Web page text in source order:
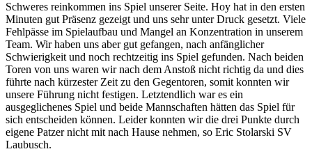
Schweres reinkommen ins Spiel unserer Seite. Hoy hat in den ersten
Minuten gut Präsenz gezeigt und uns sehr unter Druck gesetzt. Viele
Fehlpässe im Spielaufbau und Mangel an Konzentration in unserem
Team. Wir haben uns aber gut gefangen, nach anfänglicher
Schwierigkeit und noch rechtzeitig ins Spiel gefunden. Nach beiden
Toren von uns waren wir nach dem Anstoß nicht richtig da und dies
führte nach kürzester Zeit zu den Gegentoren, somit konnten wir
unsere Führung nicht festigen. Letztendlich war es ein
ausgeglichenes Spiel und beide Mannschaften hätten das Spiel für
sich entscheiden können. Leider konnten wir die drei Punkte durch
eigene Patzer nicht mit nach Hause nehmen, so Eric Stolarski SV
Laubusch.